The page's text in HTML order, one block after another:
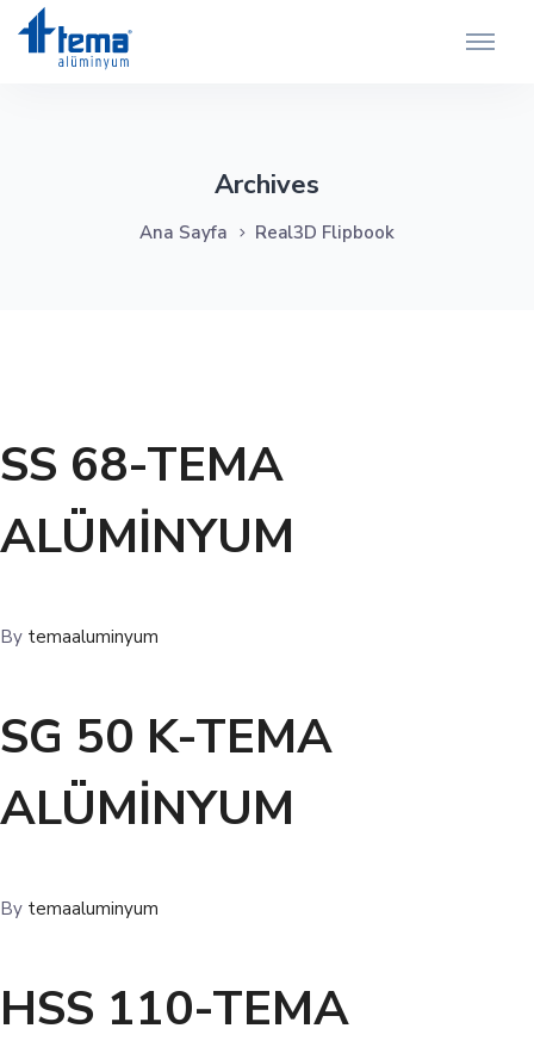
Archives
Ana Sayfa Real3D Flipbook
SS 68-TEMA
ALÜMİNYUM
By temaaluminyum
SG 50 K-TEMA
ALÜMİNYUM
By temaaluminyum
HSS 110-TEMA